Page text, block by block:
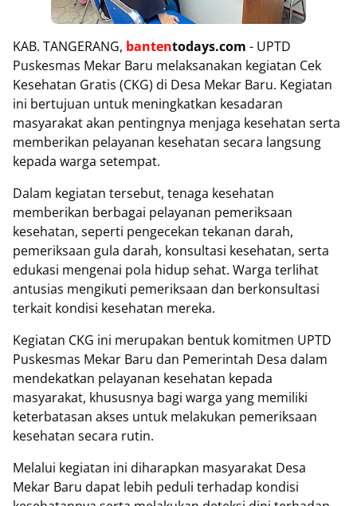
KAB. TANGERANG, bantentodays.com - UPTD
Puskesmas Mekar Baru melaksanakan kegiatan Cek
Kesehatan Gratis (CKG) di Desa Mekar Baru. Kegiatan
ini bertujuan untuk meningkatkan kesadaran
masyarakat akan pentingnya menjaga kesehatan serta
memberikan pelayanan kesehatan secara langsung
kepada warga setempat.
Dalam kegiatan tersebut, tenaga kesehatan
memberikan berbagai pelayanan pemeriksaan
kesehatan, seperti pengecekan tekanan darah,
pemeriksaan gula darah, konsultasi kesehatan, serta
edukasi mengenai pola hidup sehat. Warga terlihat
antusias mengikuti pemeriksaan dan berkonsultasi
terkait kondisi kesehatan mereka.
Kegiatan CKG ini merupakan bentuk komitmen UPTD
Puskesmas Mekar Baru dan Pemerintah Desa dalam
mendekatkan pelayanan kesehatan kepada
masyarakat, khususnya bagi warga yang memiliki
keterbatasan akses untuk melakukan pemeriksaan
kesehatan secara rutin.
Melalui kegiatan ini diharapkan masyarakat Desa
Mekar Baru dapat lebih peduli terhadap kondisi